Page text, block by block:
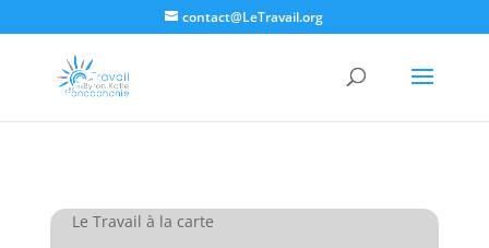
contact@LeTravail.org
Le Travail à la carte